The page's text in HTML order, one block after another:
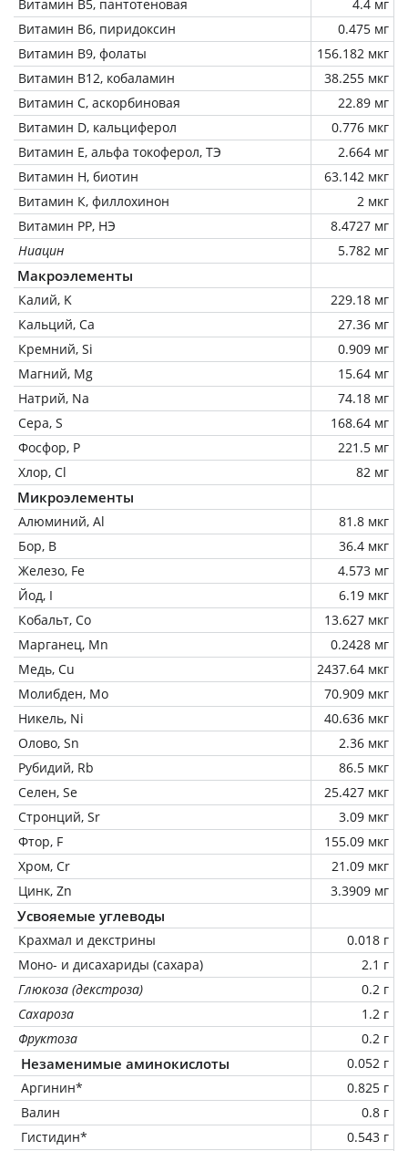
Витамин В5, пантотеновая
4.4 мг
Витамин В6, пиридоксин
0.475 мг
Витамин В9, фолаты
156.182 мкг
Витамин В12, кобаламин
38.255 мкг
Витамин C, аскорбиновая
22.89 мг
Витамин D, кальциферол
0.776 мкг
Витамин Е, альфа токоферол, ТЭ
2.664 мг
Витамин Н, биотин
63.142 мкг
Витамин К, филлохинон
2 мкг
Витамин РР, НЭ
8.4727 мг
Ниацин
5.782 мг
Макроэлементы
Калий, K
229.18 мг
Кальций, Ca
27.36 мг
Кремний, Si
0.909 мг
Магний, Mg
15.64 мг
Натрий, Na
74.18 мг
Сера, S
168.64 мг
Фосфор, P
221.5 мг
Хлор, Cl
82 мг
Микроэлементы
Алюминий, Al
81.8 мкг
Бор, B
36.4 мкг
Железо, Fe
4.573 мг
Йод, I
6.19 мкг
Кобальт, Co
13.627 мкг
Марганец, Mn
0.2428 мг
Медь, Cu
2437.64 мкг
Молибден, Mo
70.909 мкг
Никель, Ni
40.636 мкг
Олово, Sn
2.36 мкг
Рубидий, Rb
86.5 мкг
Селен, Se
25.427 мкг
Стронций, Sr
3.09 мкг
Фтор, F
155.09 мкг
Хром, Cr
21.09 мкг
Цинк, Zn
3.3909 мг
Усвояемые углеводы
Крахмал и декстрины
0.018 г
Моно- и дисахариды (сахара)
2.1 г
Глюкоза (декстроза)
0.2 г
Сахароза
1.2 г
Фруктоза
0.2 г
Незаменимые аминокислоты
0.052 г
Аргинин*
0.825 г
Валин
0.8 г
Гистидин*
0.543 г